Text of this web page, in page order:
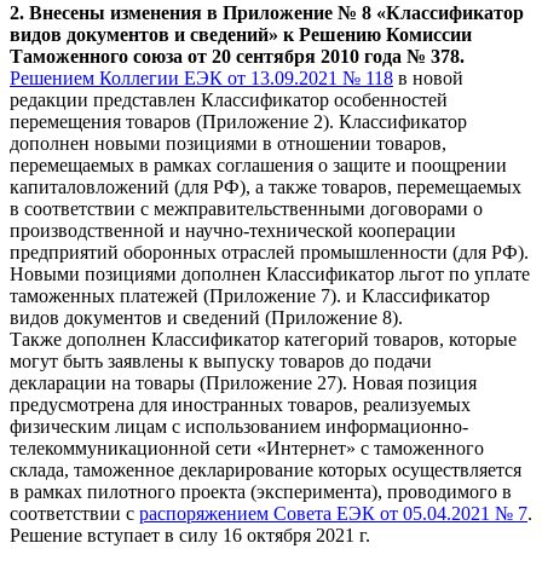
2. Внесены изменения в Приложение № 8 «Классификатор
видов документов и сведений» к Решению Комиссии
Таможенного союза от 20 сентября 2010 года № 378.
Решением Коллегии ЕЭК от 13.09.2021 № 118 в новой
редакции представлен Классификатор особенностей
перемещения товаров (Приложение 2). Классификатор
дополнен новыми позициями в отношении товаров,
перемещаемых в рамках соглашения о защите и поощрении
капиталовложений (для РФ), а также товаров, перемещаемых
в соответствии с межправительственными договорами о
производственной и научно-технической кооперации
предприятий оборонных отраслей промышленности (для РФ).
Новыми позициями дополнен Классификатор льгот по уплате
таможенных платежей (Приложение 7). и Классификатор
видов документов и сведений (Приложение 8).
Также дополнен Классификатор категорий товаров, которые
могут быть заявлены к выпуску товаров до подачи
декларации на товары (Приложение 27). Новая позиция
предусмотрена для иностранных товаров, реализуемых
физическим лицам с использованием информационно-
телекоммуникационной сети «Интернет» с таможенного
склада, таможенное декларирование которых осуществляется
в рамках пилотного проекта (эксперимента), проводимого в
соответствии с распоряжением Совета ЕЭК от 05.04.2021 № 7.
Решение вступает в силу 16 октября 2021 г.